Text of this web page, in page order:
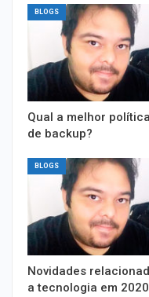
BLOGS
Qual a melhor política
de backup?
BLOGS
Novidades
a tecnologia em 2020